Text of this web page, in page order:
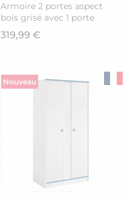
Armoire 2 portes aspect
bois grisé avec 1 porte
anthracite sérigraphiée -
ZIGGY
319,99 €
Nouveau